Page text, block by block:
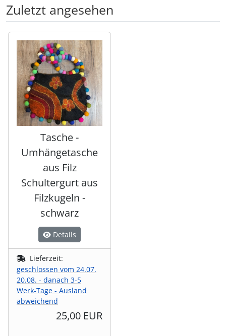
Zuletzt angesehen
Es folgt ein Produktslider - navigieren Sie mit der Tab-
Tasche -
Umhängetasche
aus Filz
Schultergurt aus
Filzkugeln -
schwarz
Details
Lieferzeit:
geschlossen vom 24.07.
20.08. - danach 3-5
Werk-Tage - Ausland
abweichend
25,00 EUR